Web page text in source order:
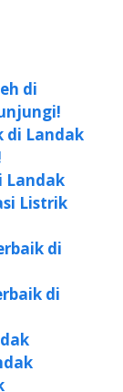
di
di Landak
Landak
Listrik
di
di